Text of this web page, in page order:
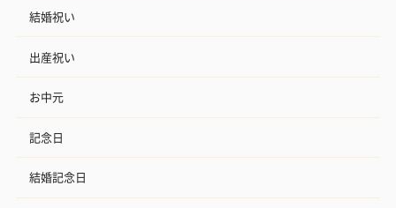
結婚祝い
出産祝い
お中元
記念日
結婚記念日